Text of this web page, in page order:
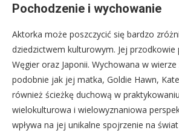
Pochodzenie i wychowanie
Aktorka może poszczycić się bardzo
dziedzictwem kulturowym. Jej przodkowie
Węgier oraz Japonii. Wychowana w
podobnie jak jej matka, Goldie Hawn,
również ścieżkę duchową w
wielokulturowa i wielowyznaniowa
wpływa na jej unikalne spojrzenie na